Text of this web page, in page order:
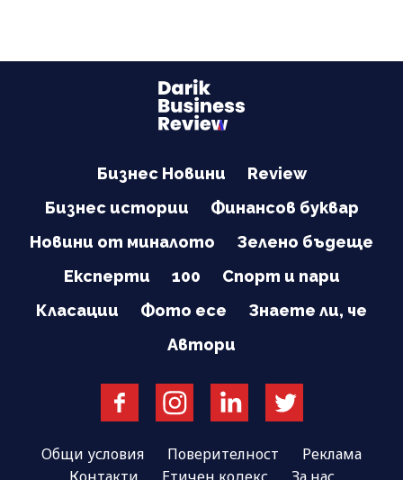
Бизнес Новини
Review
Бизнес истории
Финансов буквар
Новини от миналото
Зелено бъдеще
Експерти
100
Спорт и пари
Класации
Фото есе
Знаете ли, че
Автори
Общи условия Поверителност
Реклама